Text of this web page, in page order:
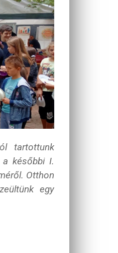
tartottunk
a későbbi I.
Otthon
egy